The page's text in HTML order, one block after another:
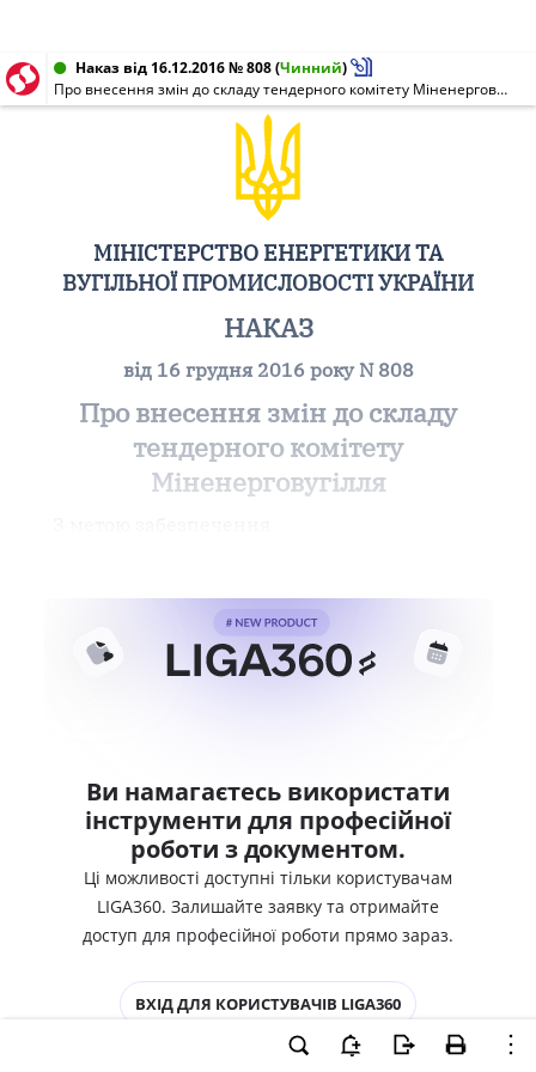
Наказ від 16.12.2016 № 808(Чинний)
Про внесення змін до складу тендерного комітету Міненерговугілля
МІНІСТЕРСТВО ЕНЕРГЕТИКИ ТА
ВУГІЛЬНОЇ ПРОМИСЛОВОСТІ УКРАЇНИ
НАКАЗ
від 16 грудня 2016 року N 808
Про внесення змін до складу
тендерного комітету
Міненерговугілля
Ви намагаєтесь використати
інструменти для професійної
роботи з документом.
Ці можливості доступні тільки користувачам
LIGA360. Залишайте заявку та отримайте
доступ для професійної роботи прямо зараз.
ВХІД ДЛЯ КОРИСТУВАЧІВ LIGA360
ХОЧУ СПРОБУВАТИ LIGA360 - ОТРИМАТИ